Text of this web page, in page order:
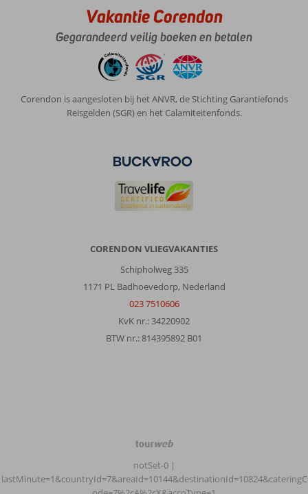
Vakantie Corendon
Gegarandeerd veilig boeken en betalen
Corendon is aangesloten bij het ANVR, de Stichting Garantiefonds
Reisgelden (SGR) en het Calamiteitenfonds.
CORENDON VLIEGVAKANTIES
Schipholweg 335
1171 PL Badhoevedorp, Nederland
023 7510606
KvK nr.: 34220902
BTW nr.: 814395892 B01
TourWeb
©
NetMatch
notSet-0 |
lastMinute=1&countryId=7&areaId=10144&destinationId=10824&cateringC